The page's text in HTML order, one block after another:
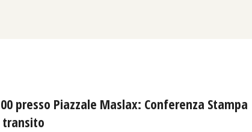
presso Piazzale Maslax: Conferenza Stampa
transito